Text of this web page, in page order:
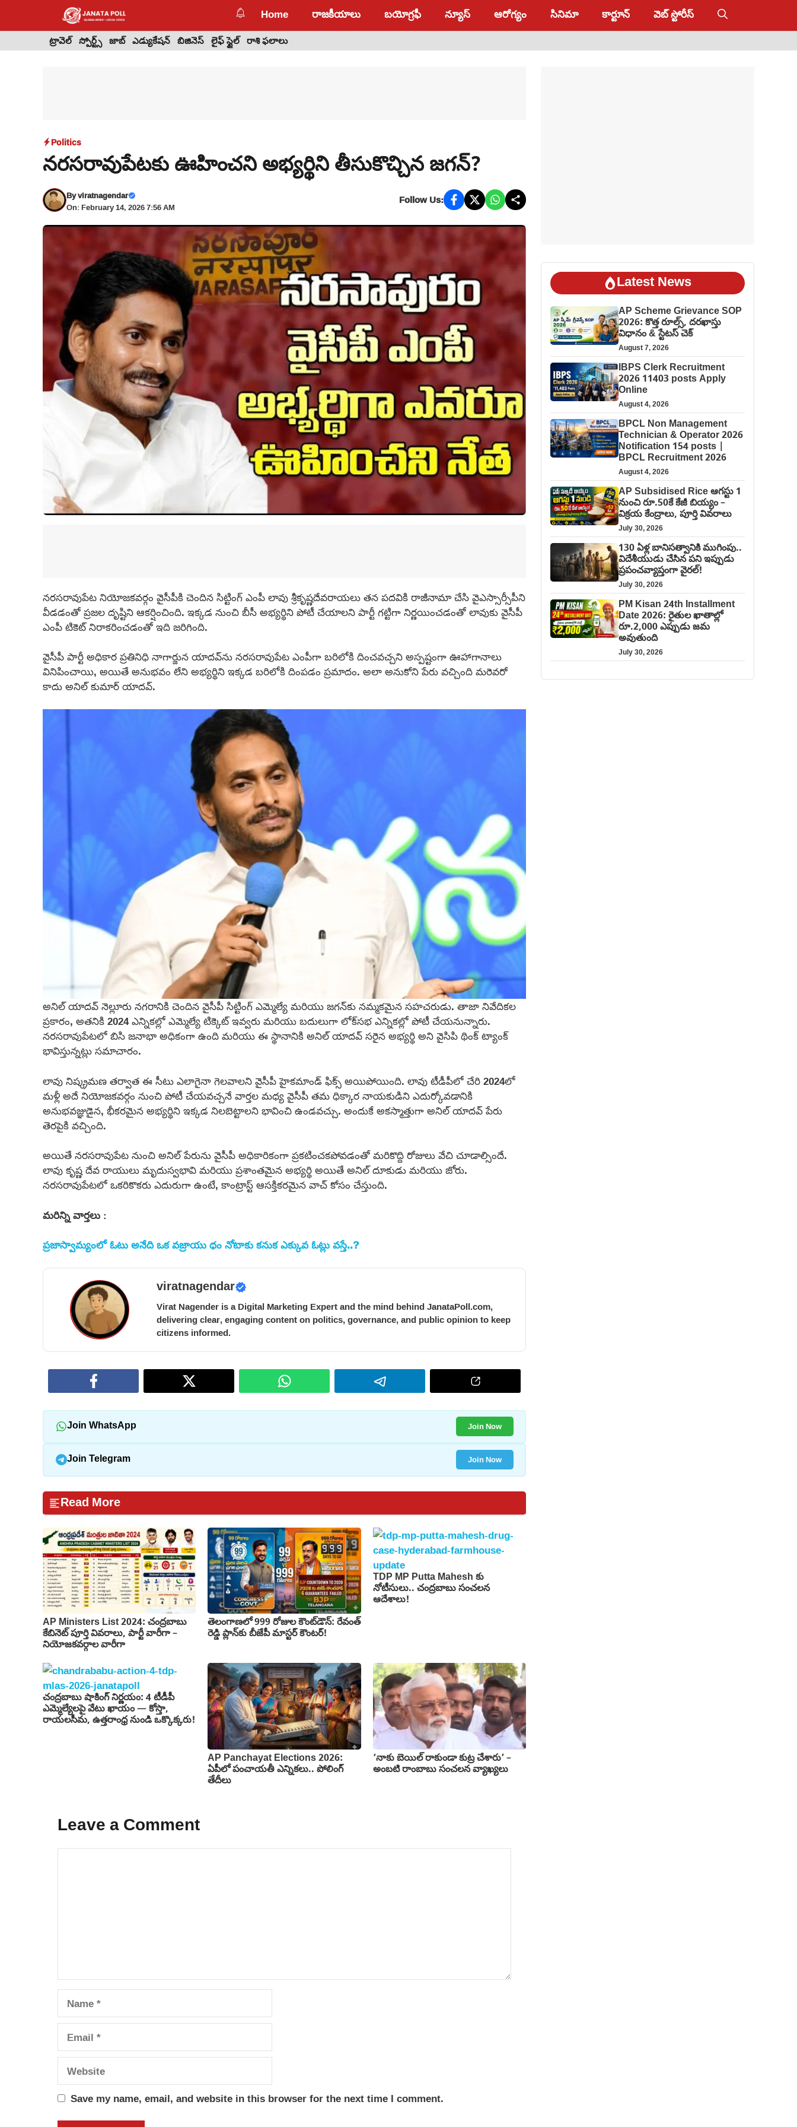
content
Home రాజకీయాలు బయోగ్రఫీ న్యూస్ ఆరోగ్యం సినిమా కార్టూన్ వెబ్ స్టోరీస్
ట్రావెల్ స్పోర్ట్స్ జాబ్ ఎడ్యుకేషన్ బిజినెస్ లైఫ్ స్టైల్ రాశి ఫలాలు
Politics
నరసరావుపేటకు ఊహించని అభ్యర్థిని తీసుకొచ్చిన జగన్?
Byviratnagendar
On: February 14, 2026 7:56 AM
Follow Us:
నరసరావుపేట నియోజకవర్గం వైసీపీకి చెందిన సిట్టింగ్ ఎంపీ లావు శ్రీకృష్ణదేవరాయలు తన పదవికి రాజీనామా చేసి వైఎస్సార్సీపీని
వీడడంతో ప్రజల దృష్టిని ఆకర్షించింది. ఇక్కడ నుంచి బీసీ అభ్యర్థిని పోటీ చేయాలని పార్టీ గట్టిగా నిర్ణయించడంతో లావుకు వైసీపీ
ఎంపీ టికెట్ నిరాకరించడంతో ఇది జరిగింది.
వైసీపీ పార్టీ అధికార ప్రతినిధి నాగార్జున యాదవ్‌ను నరసరావుపేట ఎంపీగా బరిలోకి దించవచ్చని అస్పష్టంగా ఊహాగానాలు
వినిపించాయి, అయితే అనుభవం లేని అభ్యర్థిని ఇక్కడ బరిలోకి దింపడం ప్రమాదం. అలా అనుకోని పేరు వచ్చింది మరెవరో
కాదు అనిల్ కుమార్ యాదవ్.
అనిల్ యాదవ్ నెల్లూరు నగరానికి చెందిన వైసీపీ సిట్టింగ్ ఎమ్మెల్యే మరియు జగన్‌కు నమ్మకమైన సహచరుడు. తాజా నివేదికల
ప్రకారం, అతనికి 2024 ఎన్నికల్లో ఎమ్మెల్యే టిక్కెట్ ఇవ్వరు మరియు బదులుగా లోక్‌సభ ఎన్నికల్లో పోటీ చేయనున్నారు.
నరసరావుపేటలో బిసి జనాభా అధికంగా ఉంది మరియు ఈ స్థానానికి అనిల్ యాదవ్ సరైన అభ్యర్థి అని వైసిపి థింక్ ట్యాంక్
భావిస్తున్నట్లు సమాచారం.
లావు నిష్క్రమణ తర్వాత ఈ సీటు ఎలాగైనా గెలవాలని వైసీపీ హైకమాండ్ ఫిక్స్ అయిపోయింది. లావు టీడీపీలో చేరి 2024లో
మళ్లీ అదే నియోజకవర్గం నుంచి పోటీ చేయవచ్చనే వార్తల మధ్య వైసీపీ తమ ధిక్కార నాయకుడిని ఎదుర్కోవడానికి
అనుభవజ్ఞుడైన, భీకరమైన అభ్యర్థిని ఇక్కడ నిలబెట్టాలని భావించి ఉండవచ్చు. అందుకే అకస్మాత్తుగా అనిల్ యాదవ్ పేరు
తెరపైకి వచ్చింది.
అయితే నరసరావుపేట నుంచి అనిల్ పేరును వైసీపీ అధికారికంగా ప్రకటించకపోవడంతో మరికొద్ది రోజులు వేచి చూడాల్సిందే.
లావు కృష్ణ దేవ రాయులు మృదుస్వభావి మరియు ప్రశాంతమైన అభ్యర్థి అయితే అనిల్ దూకుడు మరియు జోరు.
నరసరావుపేటలో ఒకరికొకరు ఎదురుగా ఉంటే, కాంట్రాస్ట్ ఆసక్తికరమైన వాచ్ కోసం చేస్తుంది.
మరిన్ని వార్తలు:
ప్రజాస్వామ్యంలో ఓటు అనేది ఒక వజ్రాయు ధం నోటాకు కనుక ఎక్కువ ఓట్లు వస్తే..?
viratnagendar
Virat Nagender is a Digital Marketing Expert and the mind behind JanataPoll.com,
delivering clear, engaging content on politics, governance, and public opinion to keep
citizens informed.
Join WhatsApp Join Now
Join Telegram Join Now
Read More
AP Ministers List 2024: చంద్రబాబు
కేబినెట్ పూర్తి వివరాలు, పార్టీ వారీగా –
నియోజకవర్గాల వారీగా
తెలంగాణలో 999 రోజుల కౌంట్‌డౌన్: రేవంత్
రెడ్డి ప్లాన్‌కు బీజేపీ మాస్టర్ కౌంటర్!
TDP MP Putta Mahesh కు
నోటీసులు.. చంద్రబాబు సంచలన
ఆదేశాలు!
చంద్రబాబు షాకింగ్ నిర్ణయం: 4 టీడీపీ
ఎమ్మెల్యేలపై వేటు ఖాయం — కోస్తా,
రాయలసీమ, ఉత్తరాంధ్ర నుండి ఒక్కొక్కరు!
AP Panchayat Elections 2026:
ఏపీలో పంచాయతీ ఎన్నికలు.. పోలింగ్
తేదీలు
‘నాకు బెయిల్ రాకుండా కుట్ర చేశారు’ –
అంబటి రాంబాబు సంచలన వ్యాఖ్యలు
Leave a Comment
Comment
Name
Email
Website
Save my name, email, and website in this browser for the next time I comment.
Latest News
AP Scheme Grievance SOP
2026: కొత్త రూల్స్, దరఖాస్తు
విధానం & స్టేటస్ చెక్
August 7, 2026
IBPS Clerk Recruitment
2026 11403 posts Apply
Online
August 4, 2026
BPCL Non Management
Technician & Operator 2026
Notification 154 posts |
BPCL Recruitment 2026
August 4, 2026
AP Subsidised Rice ఆగస్టు 1
నుంచి రూ.50కే కేజీ బియ్యం –
విక్రయ కేంద్రాలు, పూర్తి వివరాలు
July 30, 2026
130 ఏళ్ల బానిసత్వానికి ముగింపు..
విదేశీయుడు చేసిన పని ఇప్పుడు
ప్రపంచవ్యాప్తంగా వైరల్!
July 30, 2026
PM Kisan 24th Installment
Date 2026: రైతుల ఖాతాల్లో
రూ.2,000 ఎప్పుడు జమ
అవుతుంది
July 30, 2026